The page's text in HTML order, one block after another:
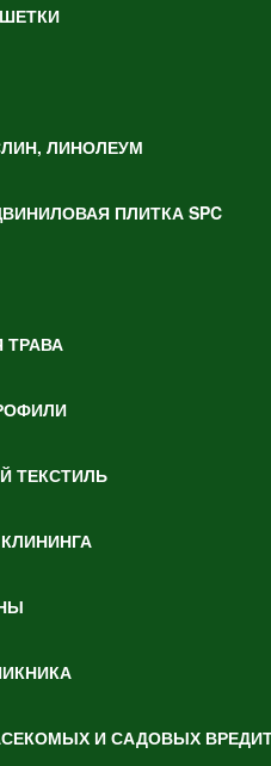
ЛИНОЛЕУМ
ПЛИТКА SPC
ТРАВА
ТЕКСТИЛЬ
И САДОВЫХ